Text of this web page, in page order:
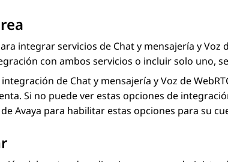
integrar servicios de Chat y mensajería yVoz
con ambos servicios o incluir solo uno,
integración de Chat y mensajería yVoz de
Si no puede ver estas opciones de
Avaya para habilitar estas opciones para su